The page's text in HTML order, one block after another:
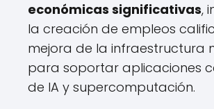
económicas significativas,
la creación de empleos
mejora de la infraestructura
para soportar aplicaciones
de IA y supercomputación.